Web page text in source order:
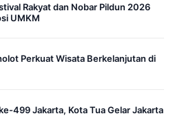
Rakyat dan Nobar Pildun 2026
UMKM
Perkuat Wisata Berkelanjutan di
499 Jakarta, Kota Tua Gelar Jakarta